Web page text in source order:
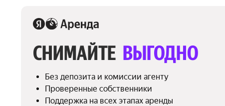
СНИМАЙТЕ ВЫГОДНО
Без депозита и комиссии агенту
Проверенные собственники
Поддержка на всех этапах аренды